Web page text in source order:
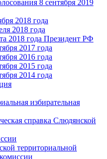
8 сентября 2019
2018 года
2018 года
2018 года Президент РФ
2017 года
2016 года
2015 года
2014 года
избирательная
справка Слюдянской
территориальной